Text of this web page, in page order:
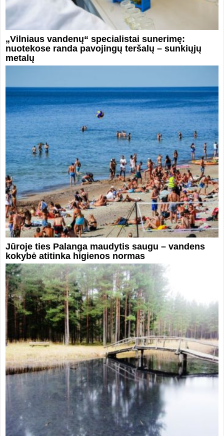
„Vilniaus vandenų“ specialistai sunerimę:
nuotekose randa pavojingų teršalų – sunkiųjų
metalų
Jūroje ties Palanga maudytis saugu – vandens
kokybė atitinka higienos normas